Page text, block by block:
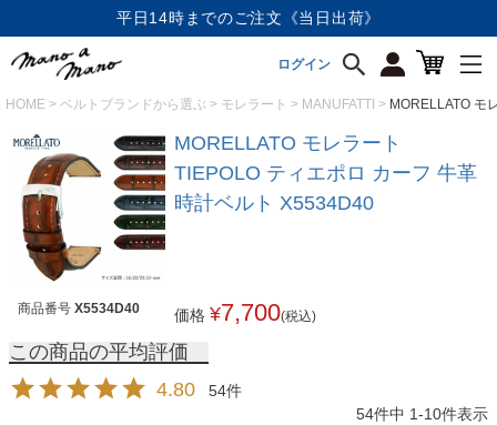
平日14時までのご注文《当日出荷》
ログイン
HOME ベルトブランドから選ぶ モレラート MANUFATTI MORELLATO モ
MORELLATO モレラート
TIEPOLO ティエポロ カーフ 牛革
時計ベルト X5534D40
商品番号 X5534D40 価格 ¥7,700(税込)
4.80
54
54件中 1-10件表示